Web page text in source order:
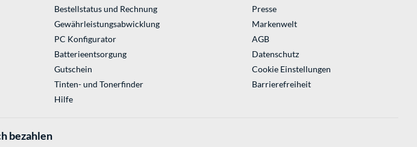
Bestellstatus und Rechnung
Gewährleistungsabwicklung
PC Konfigurator
Batterieentsorgung
Gutschein
Tinten- und Tonerfinder
Hilfe
Presse
Markenwelt
AGB
Datenschutz
Cookie Einstellungen
Barrierefreiheit
bezahlen